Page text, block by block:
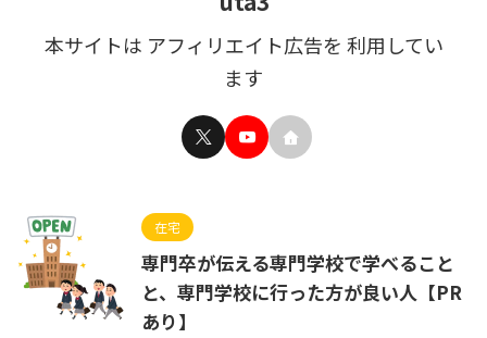
本サイトは アフィリエイト広告を 利用してい
ます
在宅
専門卒が伝える専門学校で学べること
と、専門学校に行った方が良い人【PR
あり】